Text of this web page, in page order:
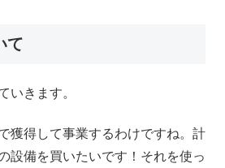
て
いきます。
獲得して事業するわけですね。計
設備を買いたいです！それを使っ